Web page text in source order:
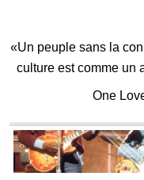
«Un peuple sans la
culture est comme un
One